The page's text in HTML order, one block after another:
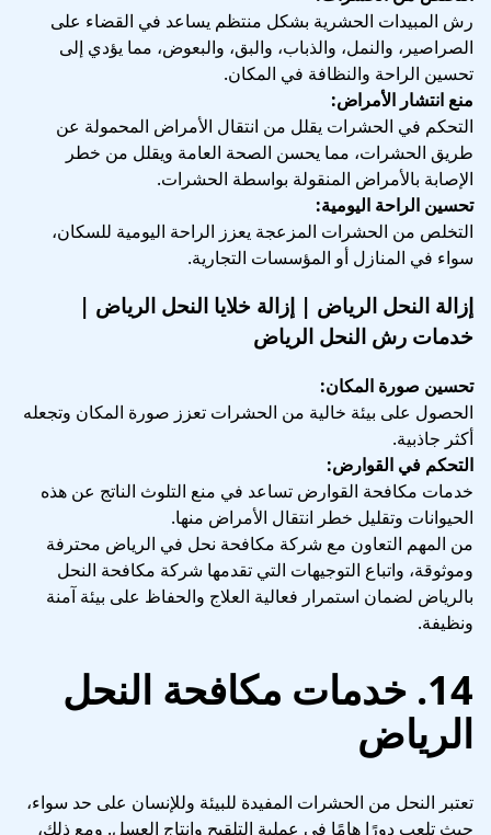
رش المبيدات الحشرية بشكل منتظم يساعد في القضاء على
الصراصير، والنمل، والذباب، والبق، والبعوض، مما يؤدي إلى
تحسين الراحة والنظافة في المكان.
منع انتشار الأمراض:
التحكم في الحشرات يقلل من انتقال الأمراض المحمولة عن
طريق الحشرات، مما يحسن الصحة العامة ويقلل من خطر
الإصابة بالأمراض المنقولة بواسطة الحشرات.
تحسين الراحة اليومية:
التخلص من الحشرات المزعجة يعزز الراحة اليومية للسكان،
سواء في المنازل أو المؤسسات التجارية.
إزالة النحل الرياض | إزالة خلايا النحل الرياض |
خدمات رش النحل الرياض
تحسين صورة المكان:
الحصول على بيئة خالية من الحشرات تعزز صورة المكان وتجعله
أكثر جاذبية.
التحكم في القوارض:
خدمات مكافحة القوارض تساعد في منع التلوث الناتج عن هذه
الحيوانات وتقليل خطر انتقال الأمراض منها.
من المهم التعاون مع شركة مكافحة نحل في الرياض محترفة
وموثوقة، واتباع التوجيهات التي تقدمها شركة مكافحة النحل
بالرياض لضمان استمرار فعالية العلاج والحفاظ على بيئة آمنة
ونظيفة.
14. خدمات مكافحة النحل
الرياض
تعتبر النحل من الحشرات المفيدة للبيئة وللإنسان على حد سواء،
حيث تلعب دورًا هامًا في عملية التلقيح وإنتاج العسل. ومع ذلك،